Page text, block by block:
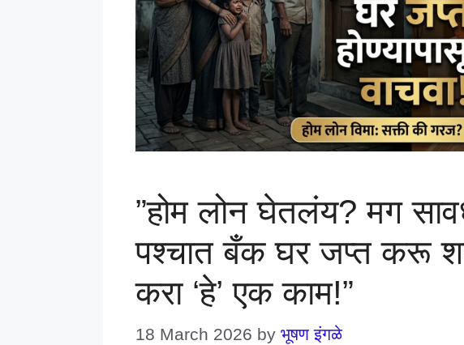
​”होम लोन घेतलंय? मग
पश्चात बँक घर जप्त करू
करा ‘हे’ एक काम!”
18 March 2026 by भूषण इंगळे